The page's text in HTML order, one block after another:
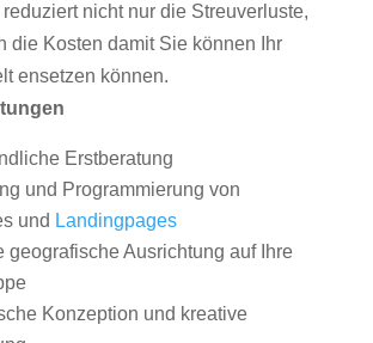
nicht nur die Streuverluste,
die Kosten damit Sie können Ihr
ensetzen können.
Erstberatung
und Programmierung von
und Landingpages
geografische Ausrichtung auf Ihre
Konzeption und kreative